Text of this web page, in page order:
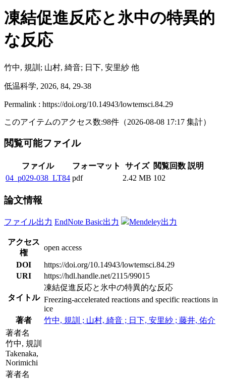
凍結促進反応と氷中の特異的
な反応
竹中, 規訓; 山村, 綺音; 日下, 安里紗 他
低温科学, 2026, 84, 29-38
Permalink : https://doi.org/10.14943/lowtemsci.84.29
このアイテムのアクセス数:98件 （2026-08-08 17:17 集計）
閲覧可能ファイル
ファイル フォーマット サイズ 閲覧回数 説明
04_p029-038_LT84 pdf 2.42 MB 102
論文情報
ファイル出力 EndNote Basic出力 Mendeley出力
アクセス
権
open access
DOI
https://doi.org/10.14943/lowtemsci.84.29
URI
https://hdl.handle.net/2115/99015
タイトル
凍結促進反応と氷中の特異的な反応
Freezing-accelerated reactions and specific reactions in
ice
著者
竹中, 規訓 ; 山村, 綺音 ; 日下, 安里紗 ; 藤井, 佑介
著者名
竹中, 規訓
Takenaka,
Norimichi
著者名